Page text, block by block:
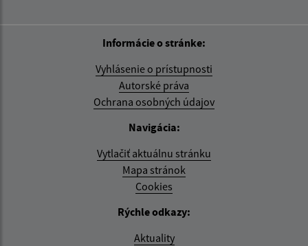
Informácie o stránke:
Vyhlásenie o prístupnosti
Autorské práva
Ochrana osobných údajov
Navigácia:
Vytlačiť aktuálnu stránku
Mapa stránok
Cookies
Rýchle odkazy:
Aktuality